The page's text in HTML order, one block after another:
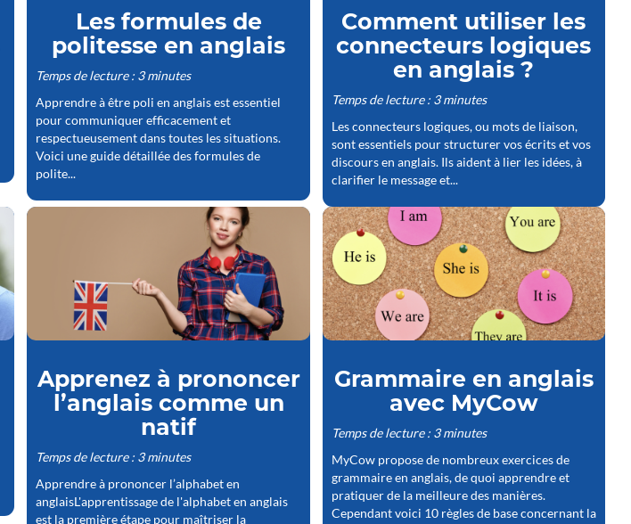
Les formules de
politesse en anglais
Temps de lecture : 3 minutes
Apprendre à être poli en anglais est essentiel
pour communiquer efficacement et
respectueusement dans toutes les situations.
Voici une guide détaillée des formules de
polite...
Comment utiliser les
connecteurs logiques
en anglais ?
Temps de lecture : 3 minutes
Les connecteurs logiques, ou mots de liaison,
sont essentiels pour structurer vos écrits et vos
discours en anglais. Ils aident à lier les idées, à
clarifier le message et...
Apprenez à prononcer
l’anglais comme un
natif
Temps de lecture : 3 minutes
Apprendre à prononcer l’alphabet en
anglaisL'apprentissage de l'alphabet en anglais
est la première étape pour maîtriser la
Grammaire en anglais
avec MyCow
Temps de lecture : 3 minutes
MyCow propose de nombreux exercices de
grammaire en anglais, de quoi apprendre et
pratiquer de la meilleure des manières.
Cependant voici 10 règles de base concernant la